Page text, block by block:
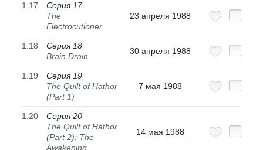
1.17
Серия 17
The
Electrocutioner
23 апреля 1988
1.18
Серия 18
Brain Drain
30 апреля 1988
1.19
Серия 19
The Quilt of Hathor
(Part 1)
7 мая 1988
1.20
Серия 20
The Quilt of Hathor
(Part 2): The
Awakening
14 мая 1988